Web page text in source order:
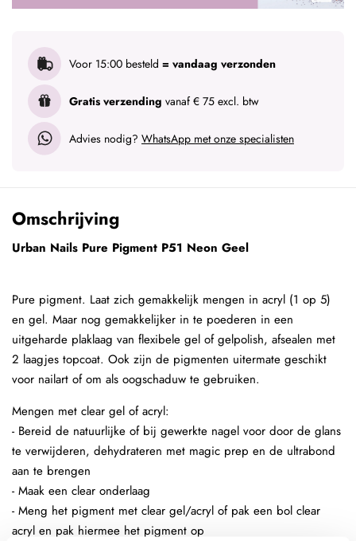
Voor 15:00 besteld = vandaag verzonden
Gratis verzending vanaf € 75 excl. btw
Advies nodig? WhatsApp met onze specialisten
Omschrijving
Urban Nails Pure Pigment P51 Neon Geel
Pure pigment. Laat zich gemakkelijk mengen in acryl (1 op 5)
en gel. Maar nog gemakkelijker in te poederen in een
uitgeharde plaklaag van flexibele gel of gelpolish, afsealen met
2 laagjes topcoat. Ook zijn de pigmenten uitermate geschikt
voor nailart of om als oogschaduw te gebruiken.
Mengen met clear gel of acryl:
- Bereid de natuurlijke of bij gewerkte nagel voor door de glans
te verwijderen, dehydrateren met magic prep en de ultrabond
aan te brengen
- Maak een clear onderlaag
- Meng het pigment met clear gel/acryl of pak een bol clear
acryl en pak hiermee het pigment op